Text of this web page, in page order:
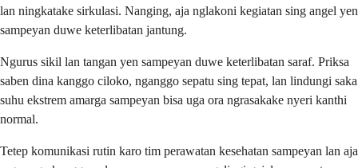
lan ningkatake sirkulasi. Nanging, aja nglakoni kegiatan sing angel yen
sampeyan duwe keterlibatan jantung.
Ngurus sikil lan tangan yen sampeyan duwe keterlibatan saraf. Priksa
saben dina kanggo ciloko, nganggo sepatu sing tepat, lan lindungi saka
suhu ekstrem amarga sampeyan bisa uga ora ngrasakake nyeri kanthi
normal.
Tetep komunikasi rutin karo tim perawatan kesehatan sampeyan lan aja